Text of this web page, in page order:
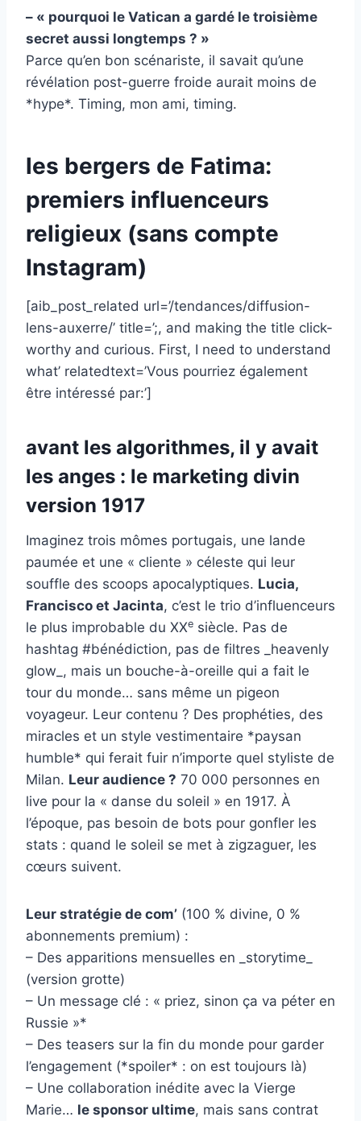
– « pourquoi le Vatican a gardé le troisième
secret aussi longtemps ? »
Parce qu’en bon scénariste, il savait qu’une
révélation post-guerre froide aurait moins de
*hype*. Timing, mon ami, timing.
les bergers de Fatima:
premiers influenceurs
religieux (sans compte
Instagram)
[aib_post_related url=’/tendances/diffusion-
lens-auxerre/’ title=’;, and making the title click-
worthy and curious. First, I need to understand
what’ relatedtext=’Vous pourriez également
être intéressé par:’]
avant les algorithmes, il y avait
les anges : le marketing divin
version 1917
Imaginez trois mômes portugais, une lande
paumée et une « cliente » céleste qui leur
souffle des scoops apocalyptiques. Lucia,
Francisco et Jacinta, c’est le trio d’influenceurs
le plus improbable du XXe siècle. Pas de
hashtag #bénédiction, pas de filtres _heavenly
glow_, mais un bouche-à-oreille qui a fait le
tour du monde… sans même un pigeon
voyageur. Leur contenu ? Des prophéties, des
miracles et un style vestimentaire *paysan
humble* qui ferait fuir n’importe quel styliste de
Milan. Leur audience ? 70 000 personnes en
live pour la « danse du soleil » en 1917. À
l’époque, pas besoin de bots pour gonfler les
stats : quand le soleil se met à zigzaguer, les
cœurs suivent.
Leur stratégie de com’ (100 % divine, 0 %
abonnements premium) :
– Des apparitions mensuelles en _storytime_
(version grotte)
– Un message clé : « priez, sinon ça va péter en
Russie »*
– Des teasers sur la fin du monde pour garder
l’engagement (*spoiler* : on est toujours là)
– Une collaboration inédite avec la Vierge
Marie… le sponsor ultime, mais sans contrat